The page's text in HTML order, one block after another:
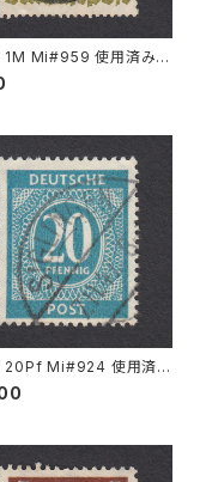
1M Mi#959 使用済み切
11.8.1947
20Pf Mi#924 使用済み
SIGLINGEN 7.11.1947